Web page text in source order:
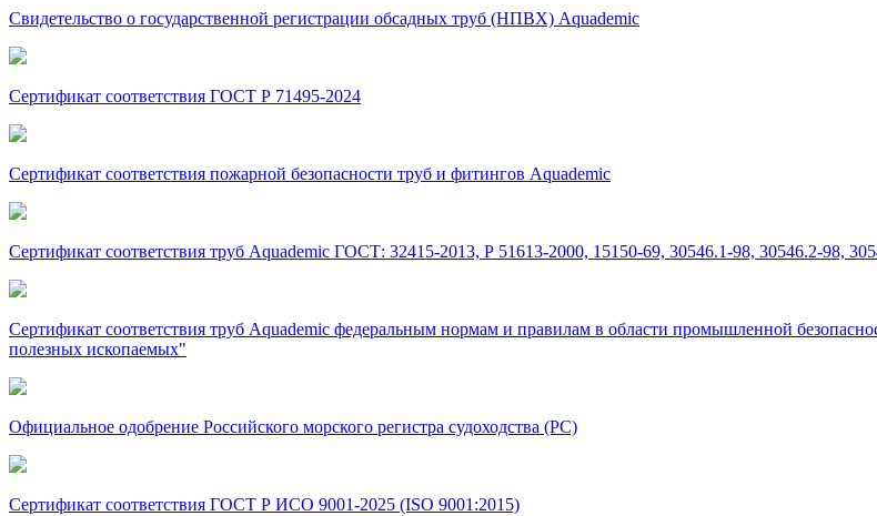
Свидетельство о государственной регистрации обсадных труб (НПВХ) Aquademic
Сертификат соответствия ГОСТ Р 71495-2024
Сертификат соответствия пожарной безопасности труб и фитингов Aquademic
Сертификат соответствия труб Aquademic ГОСТ: 32415-2013, Р 51613-2000, 15150-69, 30546.1-98, 30546.2-98,
Сертификат соответствия труб Aquademic федеральным нормам и правилам в области промышленной
полезных ископаемых"
Официальное одобрение Российского морского регистра судоходства (РС)
Сертификат соответствия ГОСТ Р ИСО 9001-2025 (ISO 9001:2015)